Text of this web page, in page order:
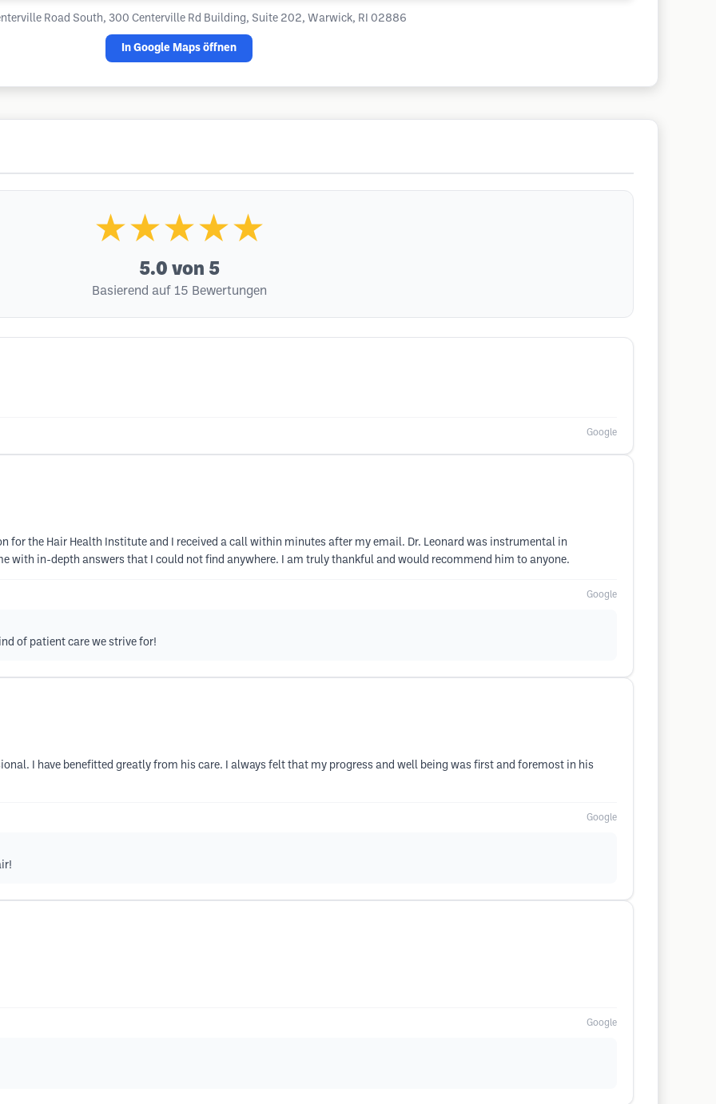
Road South, 300 Centerville Rd Building, Suite 202, Warwick, RI 02886
In Google Maps öffnen
★★★★★
5.0 von 5
Basierend auf 15 Bewertungen
Google
for the Hair Health Institute and I received a call within minutes after my email. Dr. Leonard was instrumental in
with in-depth answers that I could not find anywhere. I am truly thankful and would recommend him to anyone.
Google
of patient care we strive for!
I have benefitted greatly from his care. I always felt that my progress and well being was first and foremost in his
Google
Google